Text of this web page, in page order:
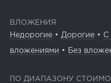
ВЛОЖЕНИЯ
Недорогие • Дорогие • С
вложениями • Без
ПО ДИАПАЗОНУ